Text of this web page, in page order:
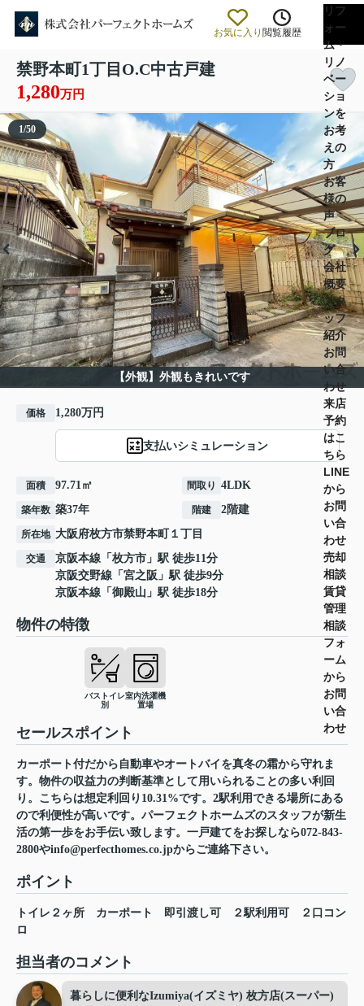
お気に入り 閲覧履歴
リフ
ォー
ム・
リノ
ベー
ショ
ンを
お考
えの
方
お客
様の
声
ブロ
グ
会社
概要
スタ
ッフ
紹介
お問
い合
わせ
来店
予約
はこ
ちら
LINE
から
お問
い合
わせ
売却
相談
賃貸
管理
相談
フォ
ーム
から
お問
い合
わせ
禁野本町1丁目O.C中古戸建
1,280万円
【外観】外観もきれいです
1/50
価格 1,280万円
支払いシミュレーション
面積 97.71㎡ 間取り 4LDK
築年数 築37年 階建 2階建
所在地 大阪府枚方市禁野本町 １丁目
交通 京阪本線 「 枚方市 」駅 徒歩11分
京阪交野線 「 宮之阪 」駅 徒歩9分
京阪本線 「 御殿山 」駅 徒歩18分
物件の特徴
バストイレ
別
室内洗濯機
置場
セールスポイント
カーポート付だから自動車やオートバイを真冬の霜から守れま
す。物件の収益力の判断基準として用いられることの多い利回
り。こちらは想定利回り10.31%です。2駅利用できる場所にある
ので利便性が高いです。パーフェクトホームズのスタッフが新生
活の第一歩をお手伝い致します。一戸建てをお探しなら072-843-
2800やinfo@perfecthomes.co.jpからご連絡下さい。
ポイント
トイレ２ヶ所 カーポート 即引渡し可 ２駅利用可
２口コン
ロ
担当者のコメント
暮らしに便利なIzumiya(イズミヤ) 枚方店(スーパー)